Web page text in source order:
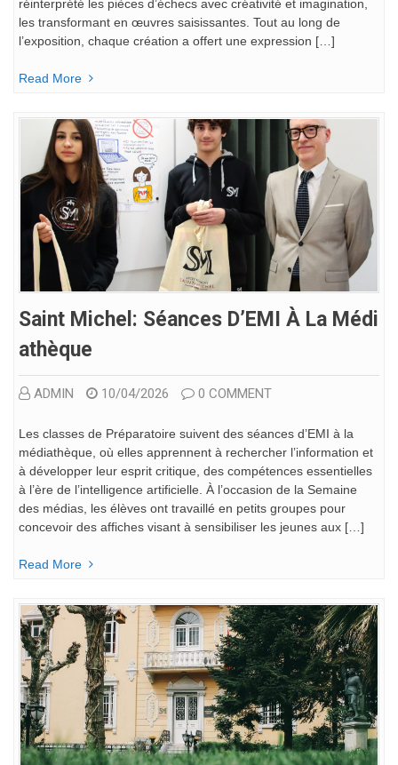
réinterprété les pièces d’échecs avec créativité et imagination,
les transformant en œuvres saisissantes. Tout au long de
l’exposition, chaque création a offert une expression […]
Read More
Saint Michel: Séances D’EMI À La Médi
Athèque
ADMIN 10/04/2026 0 COMMENT
Les classes de Préparatoire suivent des séances d’EMI à la
médiathèque, où elles apprennent à rechercher l’information et
à développer leur esprit critique, des compétences essentielles
à l’ère de l’intelligence artificielle. À l’occasion de la Semaine
des médias, les élèves ont travaillé en petits groupes pour
concevoir des affiches visant à sensibiliser les jeunes aux […]
Read More